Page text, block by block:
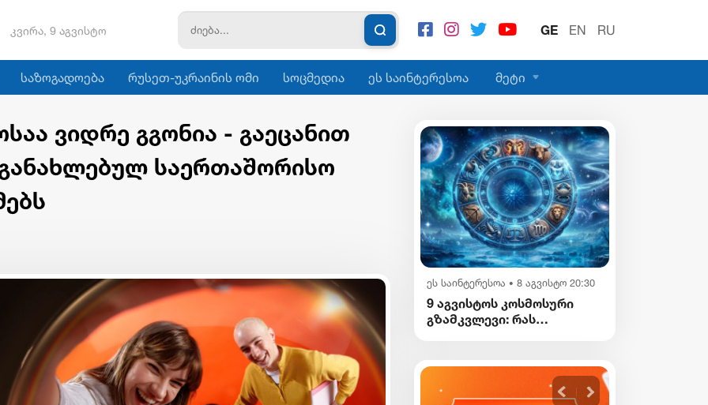
კვირა, 9 აგვისტო GE EN RU
საზოგადოება რუსეთ-უკრაინის ომი სოცმედია ეს საინტერესოა მეტი
ვიდრე გგონია - გაეცანით
საერთაშორისო
ეს საინტერესოა • 8 აგვისტო 20:30
9 აგვისტოს კოსმოსური
გზამკვლევი: რას